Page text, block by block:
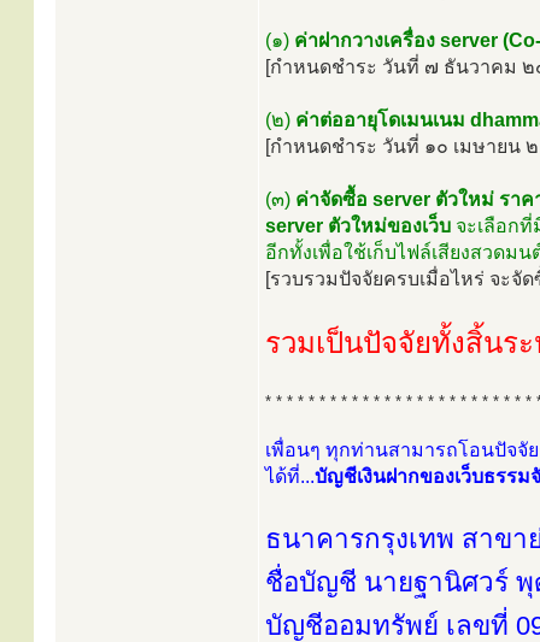
(๑) ค่าฝากวางเครื่อง server
[กำหนดชำระ วันที่ ๗ ธันวาคม
(๒) ค่าต่ออายุโดเมนเนม
[กำหนดชำระ วันที่ ๑๐ เมษายน
(๓) ค่าจัดซื้อ server ตัวใหม่ รา
server ตัวใหม่ของเว็บ จะเลือก
อีกทั้งเพื่อใช้เก็บไฟล์เสียงสวดม
[รวบรวมปัจจัยครบเมื่อไหร่ จะจั
รวมเป็นปัจจัยทั้งสิ้น
* * * * * * * * * * * * * * * * * * * * * * * * *
เพื่อนๆ ทุกท่านสามารถโอนปัจจั
ได้ที่...บัญชีเงินฝากของเว็บธรร
ธนาคารกรุงเทพ สาขา
ชื่อบัญชี นายฐานิศวร์
บัญชีออมทรัพย์ เลขที่